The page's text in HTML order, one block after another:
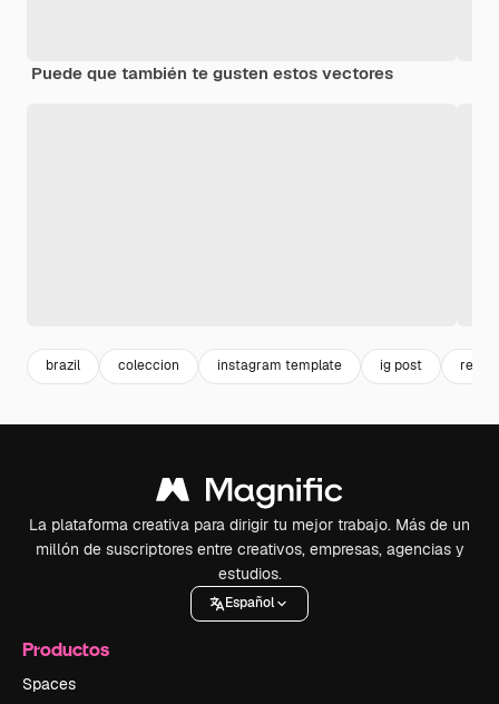
Puede que también te gusten estos vectores
brazil coleccion instagram template ig post
La plataforma creativa para dirigir tu mejor trabajo. Más de un
millón de suscriptores entre creativos, empresas, agencias y
estudios.
Español
Productos
Spaces